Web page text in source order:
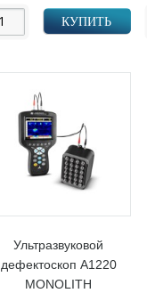
КУПИТЬ
Ультразвуковой
дефектоскоп А1220
MONOLITH